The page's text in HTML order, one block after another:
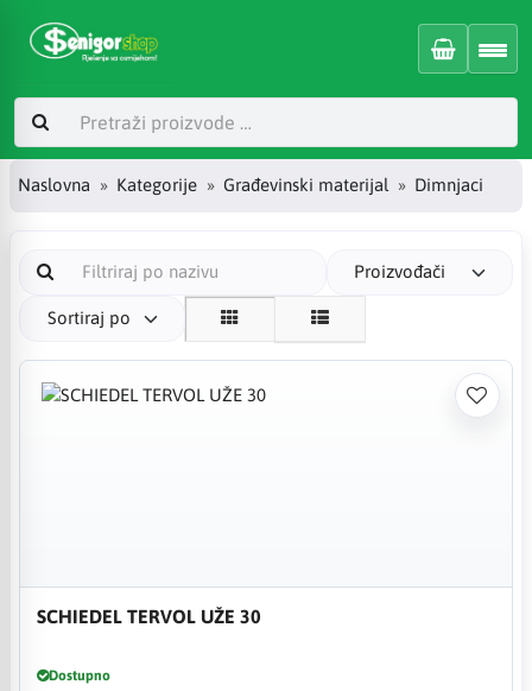
Naslovna Kategorije Građevinski materijal Dimnjaci
Proizvođači
Sortiraj po
SCHIEDEL TERVOL UŽE 30
Dostupno